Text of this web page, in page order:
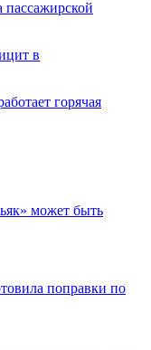
пассажирской
в
горячая
может быть
поправки по